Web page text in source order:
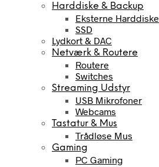
Harddiske & Backup
Eksterne Harddiske
SSD
Lydkort & DAC
Netværk & Routere
Routere
Switches
Streaming Udstyr
USB Mikrofoner
Webcams
Tastatur & Mus
Trådløse Mus
Gaming
PC Gaming